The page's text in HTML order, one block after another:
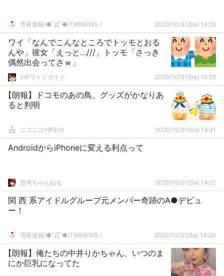
雪夜速報(●ﾟДﾟ●)TWINEWS！ 2020/10/31(Sa) 14:25
ワイ「なんでこんなところでトッモとおる
んや」彼女「えっと…///」トッモ「さっき
偶然出会ってさｗ」
VIPワイドガイド 2020/10/31(Sa) 14:22
【朗報】ドコモのあの鳥、グッズがかなりあ
ると判明
ニコニコVIP2ch 2020/10/31(Sa) 14:21
AndroidからiPhoneに変える利点って
思考ちゃんねる 2020/10/31(Sa) 14:21
関 西 系アイドルグループ元メンバー奇跡のA●デビュ
ー！
雪夜速報(●ﾟДﾟ●)TWINEWS！ 2020/10/31(Sa) 14:20
【朗報】俺たちの中井りかちゃん、いつのま
にか巨乳になってた